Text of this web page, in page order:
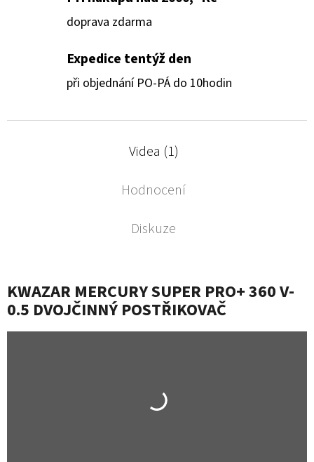
doprava zdarma
Expedice tentýž den
při objednání PO-PÁ do 10hodin
Videa (1)
Hodnocení
Diskuze
KWAZAR MERCURY SUPER PRO+ 360 V-
0.5 DVOJČINNÝ POSTŘIKOVAČ